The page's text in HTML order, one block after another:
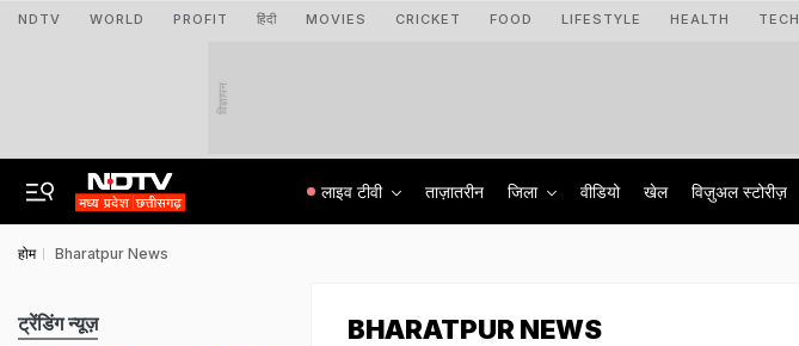
NDTV WORLD PROFIT हिंदी MOVIES CRICKET FOOD LIFESTYLE HEALTH TECH
विज्ञापन
लाइव टीवी ताज़ातरीन जिला वीडियो खेल विज़ुअल स्टोरीज़
होम Bharatpur News
BHARATPUR NEWS
ट्रेंडिंग न्यूज़